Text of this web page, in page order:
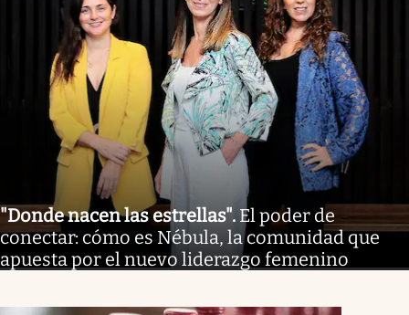
"Donde nacen las estrellas". El poder de
conectar: cómo es Nébula, la comunidad que
apuesta por el nuevo liderazgo femenino